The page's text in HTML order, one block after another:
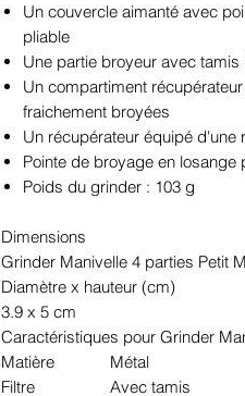
Un couvercle aimanté avec
pliable
Une partie broyeur avec tamis
Un compartiment
fraichement broyées
Un récupérateur équipé d'une
Pointe de broyage en losange
Poids du grinder : 103 g
Dimensions
Grinder Manivelle 4 parties Petit
Diamètre x hauteur (cm)
3.9 x 5 cm
Caractéristiques pour Grinder
Matière
Métal
Filtre
Avec tamis